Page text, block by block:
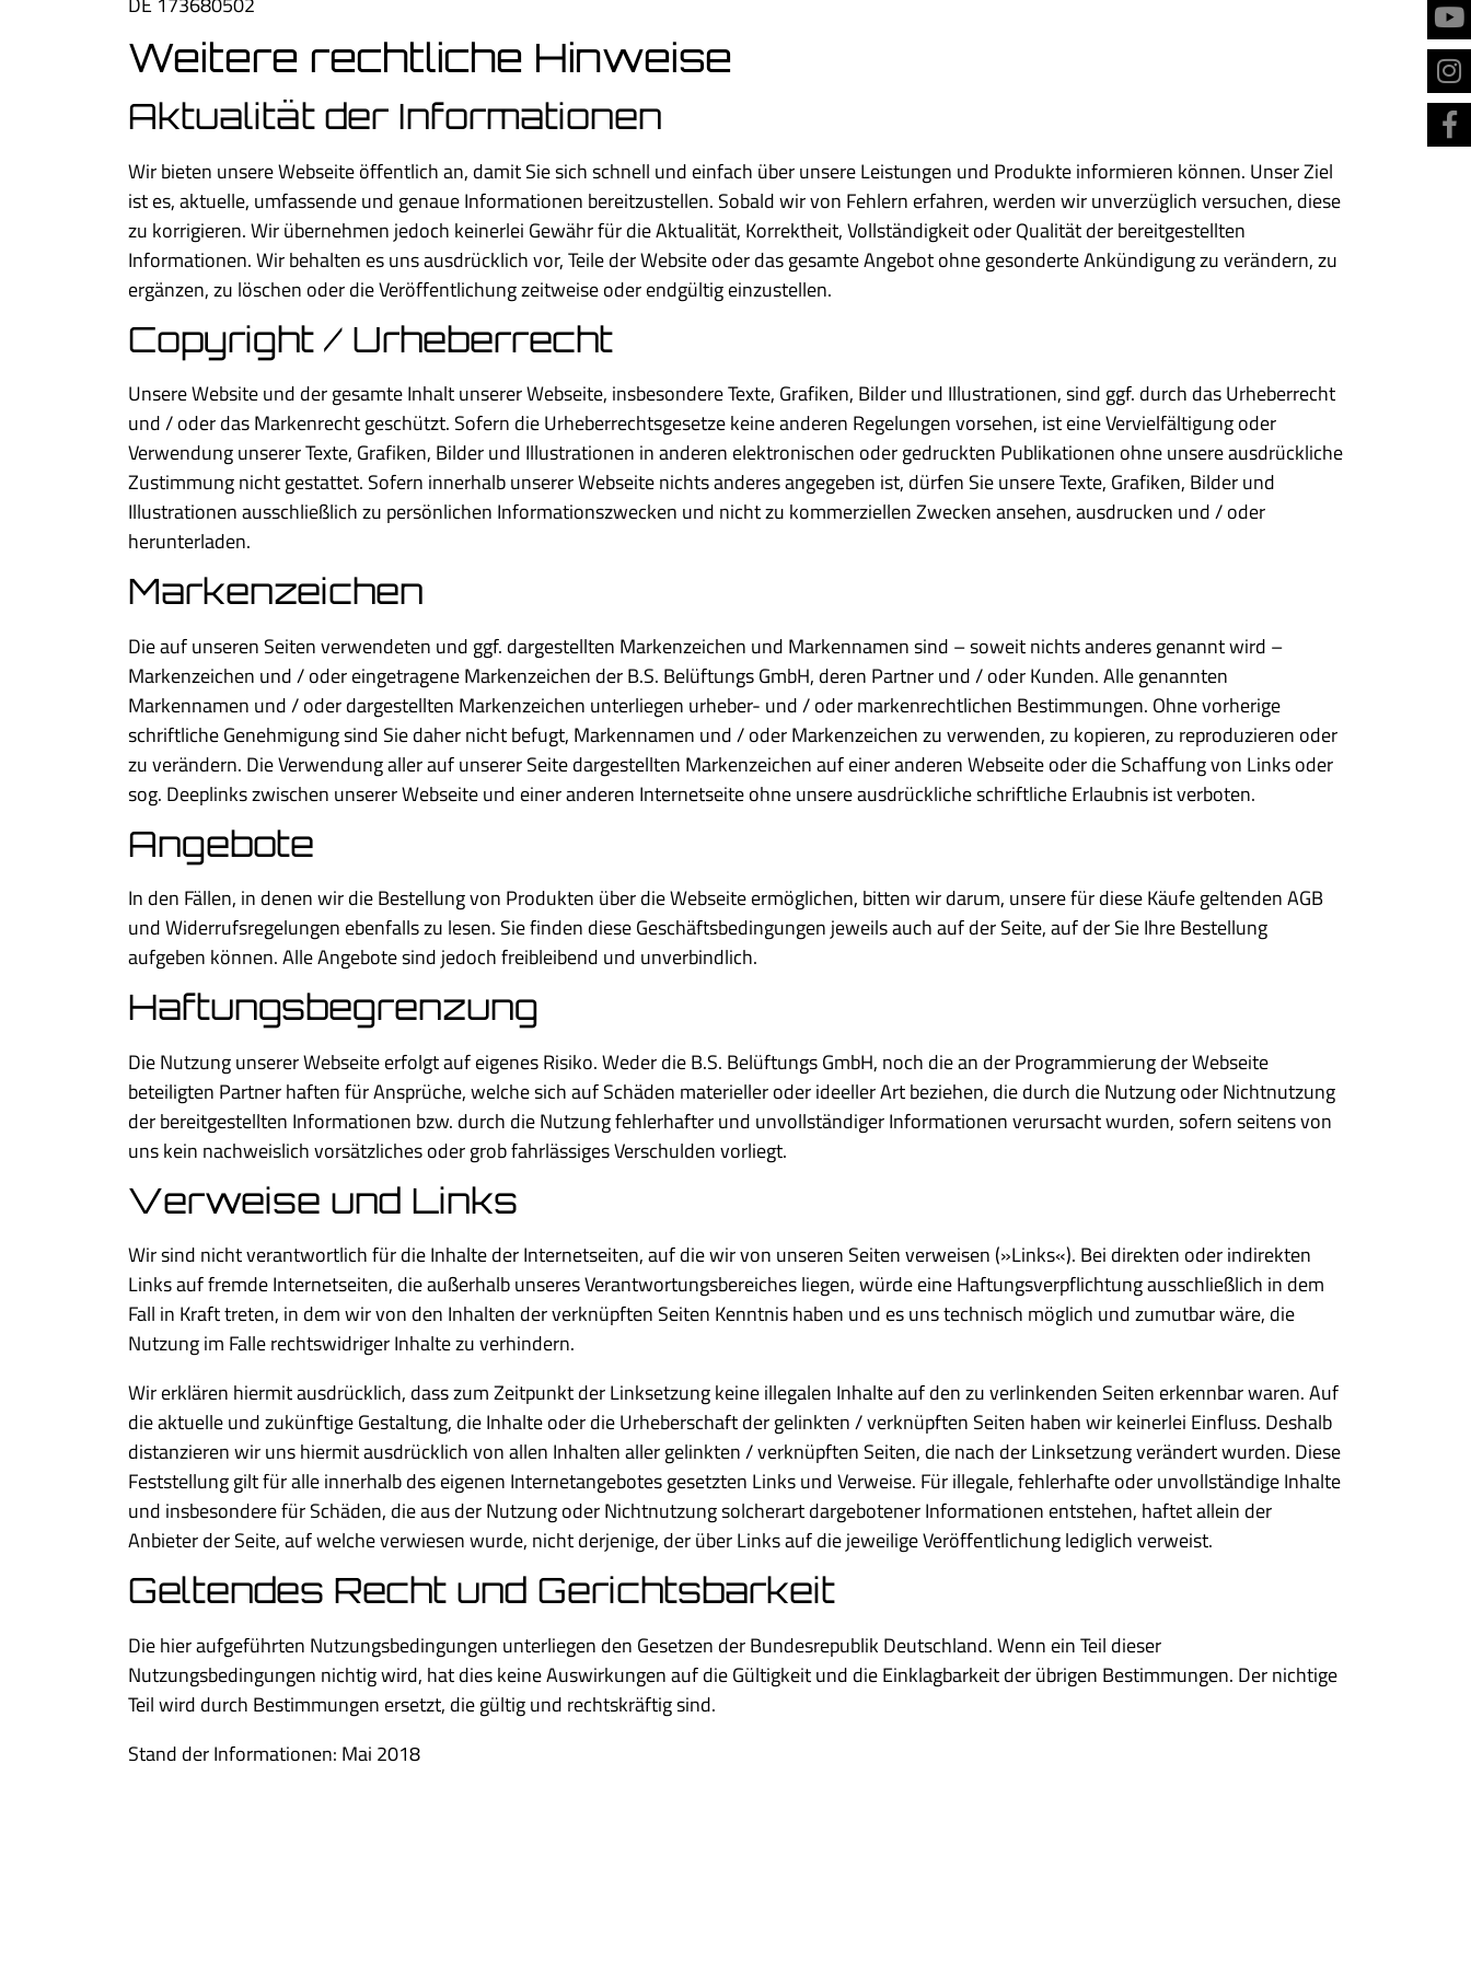
Weitere rechtliche Hinweise
Aktualität der Informationen
Wir bieten unsere Webseite öffentlich an, damit Sie sich schnell und einfach über unsere Leistungen und Produkte informieren können. Unser Ziel
ist es, aktuelle, umfassende und genaue Informationen bereitzustellen. Sobald wir von Fehlern erfahren, werden wir unverzüglich versuchen, diese
zu korrigieren. Wir übernehmen jedoch keinerlei Gewähr für die Aktualität, Korrektheit, Vollständigkeit oder Qualität der bereitgestellten
Informationen. Wir behalten es uns ausdrücklich vor, Teile der Website oder das gesamte Angebot ohne gesonderte Ankündigung zu verändern, zu
ergänzen, zu löschen oder die Veröffentlichung zeitweise oder endgültig einzustellen.
Copyright / Urheberrecht
Unsere Website und der gesamte Inhalt unserer Webseite, insbesondere Texte, Grafiken, Bilder und Illustrationen, sind ggf. durch das Urheberrecht
und / oder das Markenrecht geschützt. Sofern die Urheberrechtsgesetze keine anderen Regelungen vorsehen, ist eine Vervielfältigung oder
Verwendung unserer Texte, Grafiken, Bilder und Illustrationen in anderen elektronischen oder gedruckten Publikationen ohne unsere ausdrückliche
Zustimmung nicht gestattet. Sofern innerhalb unserer Webseite nichts anderes angegeben ist, dürfen Sie unsere Texte, Grafiken, Bilder und
Illustrationen ausschließlich zu persönlichen Informationszwecken und nicht zu kommerziellen Zwecken ansehen, ausdrucken und / oder
herunterladen.
Markenzeichen
Die auf unseren Seiten verwendeten und ggf. dargestellten Markenzeichen und Markennamen sind – soweit nichts anderes genannt wird –
Markenzeichen und / oder eingetragene Markenzeichen der B.S. Belüftungs GmbH, deren Partner und / oder Kunden. Alle genannten
Markennamen und / oder dargestellten Markenzeichen unterliegen urheber- und / oder markenrechtlichen Bestimmungen. Ohne vorherige
schriftliche Genehmigung sind Sie daher nicht befugt, Markennamen und / oder Markenzeichen zu verwenden, zu kopieren, zu reproduzieren oder
zu verändern. Die Verwendung aller auf unserer Seite dargestellten Markenzeichen auf einer anderen Webseite oder die Schaffung von Links oder
sog. Deeplinks zwischen unserer Webseite und einer anderen Internetseite ohne unsere ausdrückliche schriftliche Erlaubnis ist verboten.
Angebote
In den Fällen, in denen wir die Bestellung von Produkten über die Webseite ermöglichen, bitten wir darum, unsere für diese Käufe geltenden AGB
und Widerrufsregelungen ebenfalls zu lesen. Sie finden diese Geschäftsbedingungen jeweils auch auf der Seite, auf der Sie Ihre Bestellung
aufgeben können. Alle Angebote sind jedoch freibleibend und unverbindlich.
Haftungsbegrenzung
Die Nutzung unserer Webseite erfolgt auf eigenes Risiko. Weder die B.S. Belüftungs GmbH, noch die an der Programmierung der Webseite
beteiligten Partner haften für Ansprüche, welche sich auf Schäden materieller oder ideeller Art beziehen, die durch die Nutzung oder Nichtnutzung
der bereitgestellten Informationen bzw. durch die Nutzung fehlerhafter und unvollständiger Informationen verursacht wurden, sofern seitens von
uns kein nachweislich vorsätzliches oder grob fahrlässiges Verschulden vorliegt.
Verweise und Links
Wir sind nicht verantwortlich für die Inhalte der Internetseiten, auf die wir von unseren Seiten verweisen (»Links«). Bei direkten oder indirekten
Links auf fremde Internetseiten, die außerhalb unseres Verantwortungsbereiches liegen, würde eine Haftungsverpflichtung ausschließlich in dem
Fall in Kraft treten, in dem wir von den Inhalten der verknüpften Seiten Kenntnis haben und es uns technisch möglich und zumutbar wäre, die
Nutzung im Falle rechtswidriger Inhalte zu verhindern.
Wir erklären hiermit ausdrücklich, dass zum Zeitpunkt der Linksetzung keine illegalen Inhalte auf den zu verlinkenden Seiten erkennbar waren. Auf
die aktuelle und zukünftige Gestaltung, die Inhalte oder die Urheberschaft der gelinkten / verknüpften Seiten haben wir keinerlei Einfluss. Deshalb
distanzieren wir uns hiermit ausdrücklich von allen Inhalten aller gelinkten / verknüpften Seiten, die nach der Linksetzung verändert wurden. Diese
Feststellung gilt für alle innerhalb des eigenen Internetangebotes gesetzten Links und Verweise. Für illegale, fehlerhafte oder unvollständige Inhalte
und insbesondere für Schäden, die aus der Nutzung oder Nichtnutzung solcherart dargebotener Informationen entstehen, haftet allein der
Anbieter der Seite, auf welche verwiesen wurde, nicht derjenige, der über Links auf die jeweilige Veröffentlichung lediglich verweist.
Geltendes Recht und Gerichtsbarkeit
Die hier aufgeführten Nutzungsbedingungen unterliegen den Gesetzen der Bundesrepublik Deutschland. Wenn ein Teil dieser
Nutzungsbedingungen nichtig wird, hat dies keine Auswirkungen auf die Gültigkeit und die Einklagbarkeit der übrigen Bestimmungen. Der nichtige
Teil wird durch Bestimmungen ersetzt, die gültig und rechtskräftig sind.
Stand der Informationen: Mai 2018